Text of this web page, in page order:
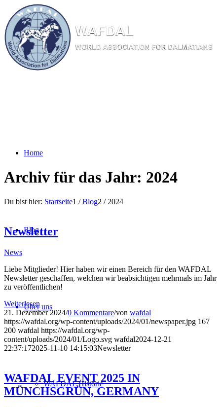
W AFDAL
WORL D ASSOC IATIONFORDALM ATIANS
Home
Blog
Über uns
WAFDAL Historie
Archiv für das Jahr: 2024
Du bist hier: Startseite1 / Blog2 / 2024
Newsletter
News
Liebe Mitglieder! Hier haben wir einen Bereich für den WAFDAL
Newsletter geschaffen, welchen wir beabsichtigen mehrmals im Jahr
zu veröffentlichen!
Weiterlesen
21. Dezember 2024/0 Kommentare/von wafdal
https://wafdal.org/wp-content/uploads/2024/01/newspaper.jpg 167
200 wafdal https://wafdal.org/wp-
content/uploads/2024/01/Logo.svg wafdal2024-12-21
22:37:172025-11-10 14:15:03Newsletter
WAFDAL EVENT 2025 IN
MÜNCHSGRÜN, GERMANY